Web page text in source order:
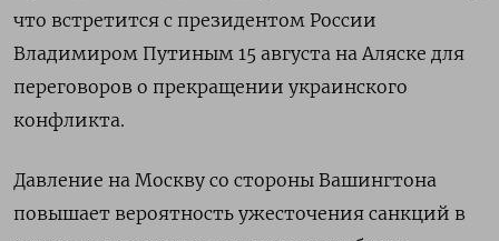
что встретится с президентом России
Владимиром Путиным 15 августа на Аляске для
переговоров о прекращении украинского
конфликта.
Давление на Москву со стороны Вашингтона
повышает вероятность ужесточения санкций в